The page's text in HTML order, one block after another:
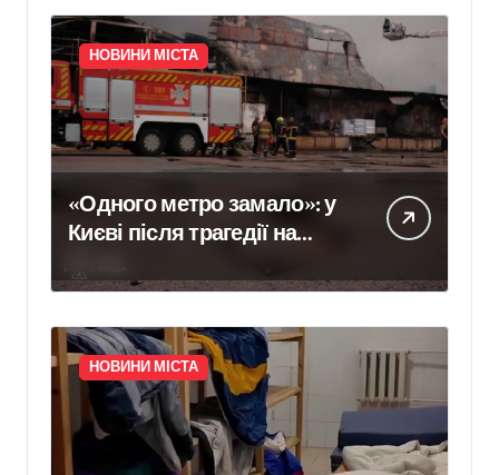
рух під час ударів
НОВИНИ МІСТА
«Одного метро замало»: у
Києві після трагедії на
додаткових бетонних
укриттів
НОВИНИ МІСТА